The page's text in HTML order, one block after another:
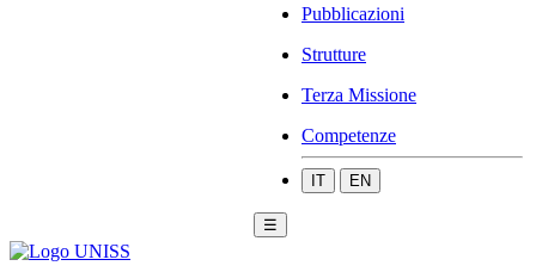
Pubblicazioni
Strutture
Terza Missione
Competenze
IT EN
☰